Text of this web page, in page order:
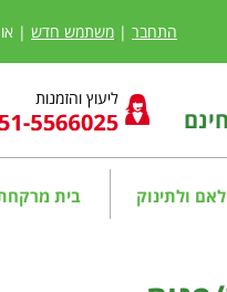
נגישות
אתר
המרכזי התחבר | משתמש חדש |
ליעוץ והזמנות
לאם ולתינוק בית